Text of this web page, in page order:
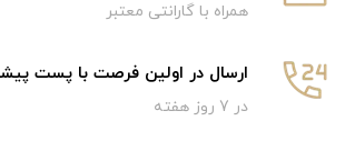
همراه با گارانتی معتبر
ارسال در اولین فرصت با پست
در 7 روز هفته